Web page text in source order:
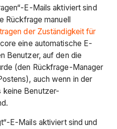
E-Mails aktiviert sind
Rückfrage manuell
der Zuständigkeit für
eine automatische E-
Benutzer, auf den die
(den Rückfrage-Manager
auch wenn in der
keine Benutzer-
E-Mails aktiviert sind und